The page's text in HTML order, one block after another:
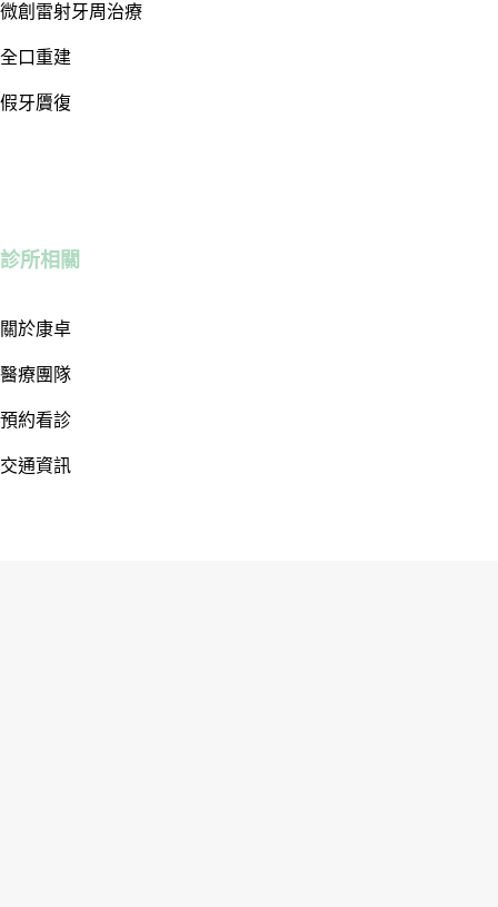
微創雷射牙周治療
全口重建
假牙贗復
診所相關
關於康卓
醫療團隊
預約看診
交通資訊